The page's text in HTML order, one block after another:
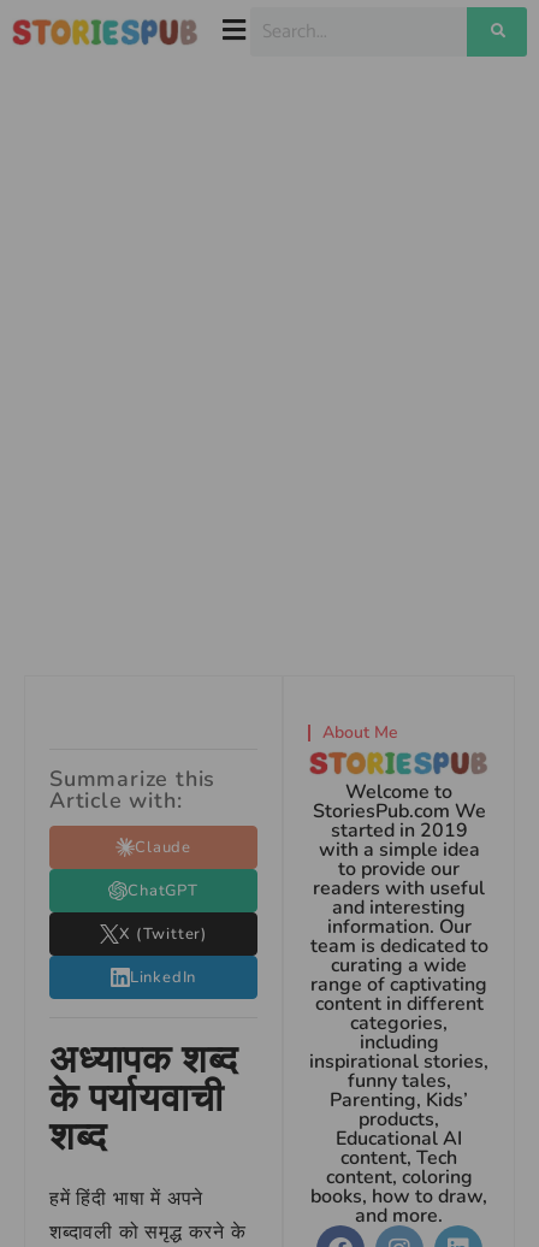
Summarize this
Article with:
Claude
ChatGPT
X (Twitter)
LinkedIn
अध्यापक शब्द
के पर्यायवाची
शब्द
हमें हिंदी भाषा में अपने
शब्दावली को समृद्ध करने के
About Me
Welcome to
StoriesPub.com We
started in 2019
with a simple idea
to provide our
readers with useful
and interesting
information. Our
team is dedicated to
curating a wide
range of captivating
content in different
categories,
including
inspirational stories,
funny tales,
Parenting, Kids’
products,
Educational AI
content, Tech
content, coloring
books, how to draw,
and more.